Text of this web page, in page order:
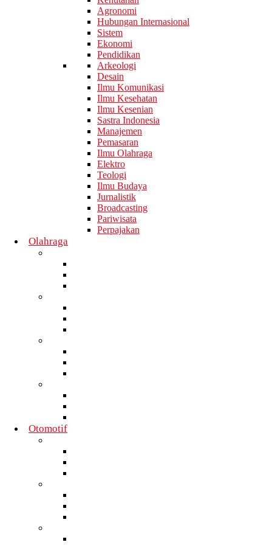
Agronomi
Hubungan Internasional
Sistem
Ekonomi
Pendidikan
Arkeologi
Desain
Ilmu Komunikasi
Ilmu Kesehatan
Ilmu Kesenian
Sastra Indonesia
Manajemen
Pemasaran
Ilmu Olahraga
Elektro
Teologi
Ilmu Budaya
Jurnalistik
Broadcasting
Pariwisata
Perpajakan
Olahraga
Otomotif